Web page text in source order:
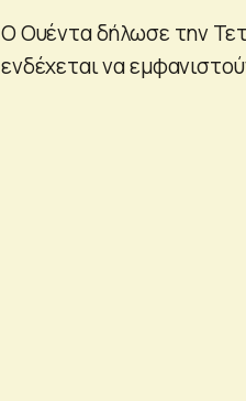
Ο Ουέντα δήλωσε την
ενδέχεται να